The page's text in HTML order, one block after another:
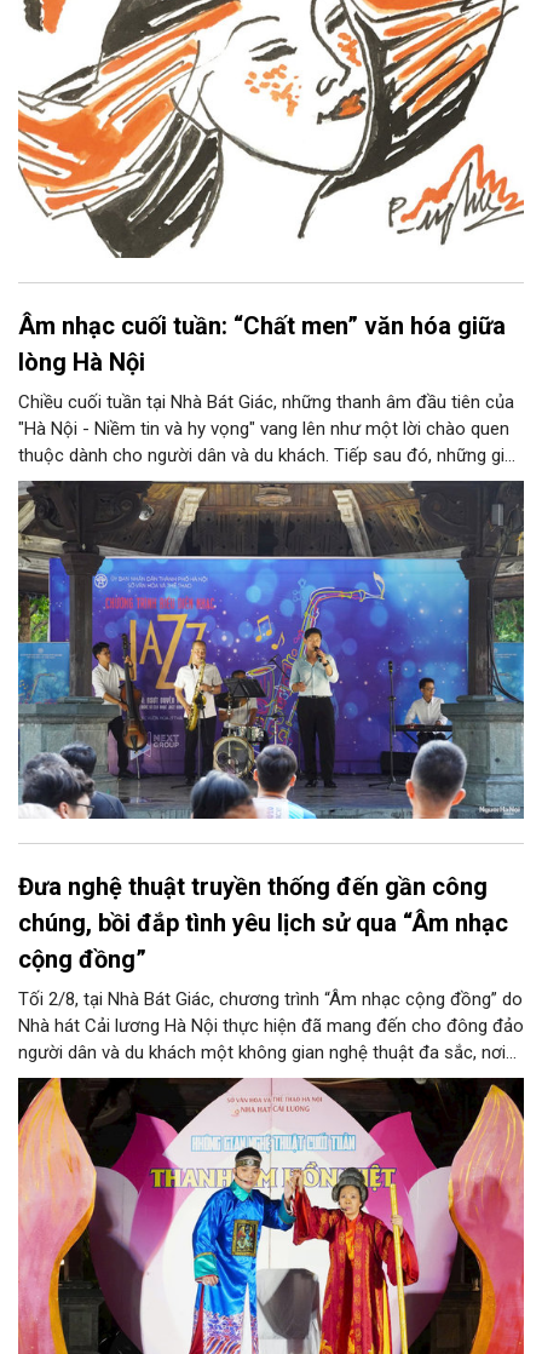
Âm nhạc cuối tuần: “Chất men” văn hóa giữa
lòng Hà Nội
Chiều cuối tuần tại Nhà Bát Giác, những thanh âm đầu tiên của
"Hà Nội - Niềm tin và hy vọng" vang lên như một lời chào quen
thuộc dành cho người dân và du khách. Tiếp sau đó, những giai
điệu jazz kinh điển của thế giới lần lượt cất lên qua phần biểu
diễn của NSƯT Quyền Văn Minh và các nghệ sĩ Bình Minh Jazz
Club, mở ra một không gian âm nhạc giàu cảm xúc ngay giữa
trung tâm Thủ đô.
Đưa nghệ thuật truyền thống đến gần công
chúng, bồi đắp tình yêu lịch sử qua “Âm nhạc
cộng đồng”
Tối 2/8, tại Nhà Bát Giác, chương trình “Âm nhạc cộng đồng” do
Nhà hát Cải lương Hà Nội thực hiện đã mang đến cho đông đảo
người dân và du khách một không gian nghệ thuật đa sắc, nơi
những làn điệu cải lương, ca cổ, tân cổ và các tiết mục múa
hòa quyện trong không gian của phố đi bộ hồ Hoàn Kiếm. Đặc
biệt, chương trình có sự giao lưu của các nghệ sĩ đến từ
phương Nam, góp phần tạo nên cuộc gặp gỡ nghệ thuật giàu
cảm xúc.